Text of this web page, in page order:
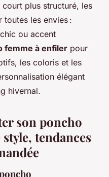
plus structuré, les
les envies :
ou accent
femme à enfiler pour
les coloris et les
élégant
hivernal.
son poncho
tendances